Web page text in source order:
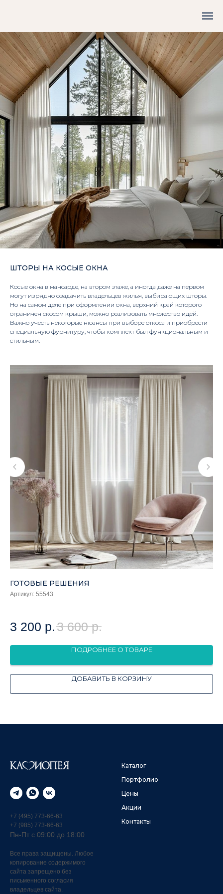
ШТОРЫ НА КОСЫЕ ОКНА
Косые окна в мансарде, на втором этаже, а иногда даже на первом
могут изрядно озадачить владельцев жилья, выбирающих шторы.
Но на самом деле при оформлении окна, верхний край которого
ограничен скосом крыши, можно реализовать множество идей.
Важно учесть некоторые нюансы при выборе откоса и приобрести
специальную фурнитуру, чтобы комплект был функциональным и
стильным.
ГОТОВЫЕ РЕШЕНИЯ
Артикул: 55543
3 200 р.3 600 р.
ПОДРОБНЕЕ О ТОВАРЕ
ДОБАВИТЬ В КОРЗИНУ
+7 (495) 773-66-63
+7 (985) 773-66-63
Пн-Пт с 09:00 до 18:00
Все права защищены. Любое
копирование содержимого
сайта запрещено без
письменного согласия
владельцев сайта.
Каталог
Портфолио
Цены
Акции
Контакты